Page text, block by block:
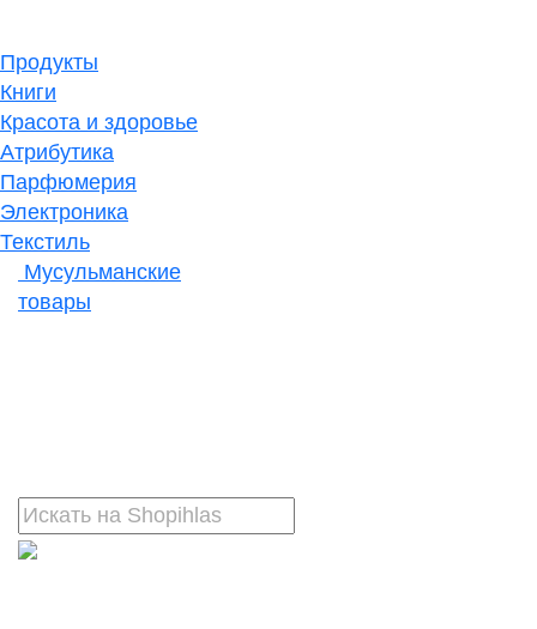
Продукты
Книги
Красота и здоровье
Атрибутика
Парфюмерия
Электроника
Текстиль
Мусульманские
товары